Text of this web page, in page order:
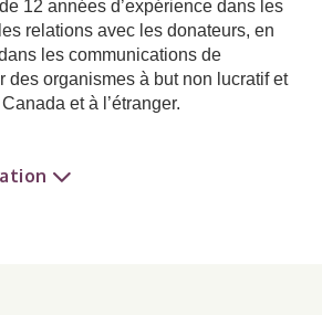
12 années d’expérience dans les
relations avec les donateurs, en
les communications de
des organismes à but non lucratif et
et à l’étranger.